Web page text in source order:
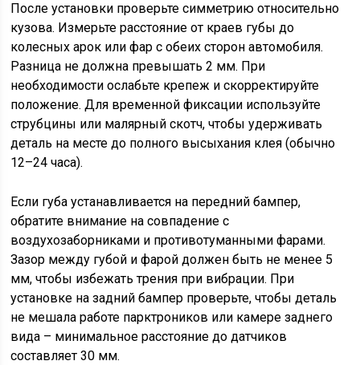
После установки проверьте симметрию относительно
кузова. Измерьте расстояние от краев губы до
колесных арок или фар с обеих сторон автомобиля.
Разница не должна превышать 2 мм. При
необходимости ослабьте крепеж и скорректируйте
положение. Для временной фиксации используйте
струбцины или малярный скотч, чтобы удерживать
деталь на месте до полного высыхания клея (обычно
12–24 часа).
Если губа устанавливается на передний бампер,
обратите внимание на совпадение с
воздухозаборниками и противотуманными фарами.
Зазор между губой и фарой должен быть не менее 5
мм, чтобы избежать трения при вибрации. При
установке на задний бампер проверьте, чтобы деталь
не мешала работе парктроников или камере заднего
вида – минимальное расстояние до датчиков
составляет 30 мм.